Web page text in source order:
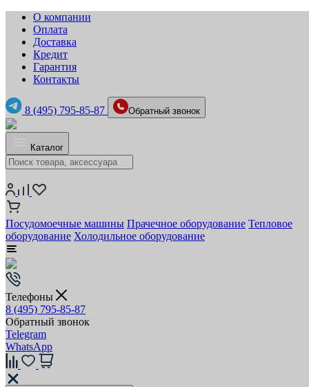
О компании
Оплата
Доставка
Кредит
Гарантия
Контакты
8 (495) 795-85-87 Обратный звонок
Каталог
Посудомоечные машины Прачечное оборудование Тепловое
оборудование Холодильное оборудование
Телефоны
8 (495) 795-85-87
Обратный звонок
Telegram
WhatsApp